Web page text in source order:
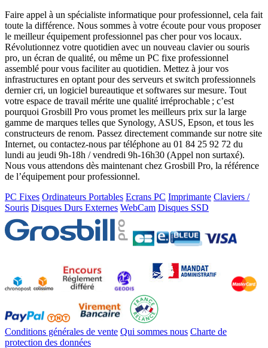
Faire appel à un spécialiste informatique pour professionnel, cela fait
toute la différence. Nous sommes à votre écoute pour vous proposer
le meilleur équipement professionnel pas cher pour vos locaux.
Révolutionnez votre quotidien avec un nouveau clavier ou souris
pro, un écran de qualité, ou même un PC fixe professionnel
assemblé pour vous faciliter au quotidien. Mettez à jour vos
infrastructures en optant pour des serveurs et switch professionnels
dernier cri, un logiciel bureautique et softwares sur mesure. Tout
votre espace de travail mérite une qualité irréprochable ; c’est
pourquoi Grosbill Pro vous promet les meilleurs prix sur la large
gamme de marques telles que Synology, ASUS, Epson, et tous les
constructeurs de renom. Passez directement commande sur notre site
Internet, ou contactez-nous par téléphone au 01 84 25 92 72 du
lundi au jeudi 9h-18h / vendredi 9h-16h30 (Appel non surtaxé).
Nous vous attendons dès maintenant chez Grosbill Pro, la référence
de l’équipement pour professionnel.
PC Fixes Ordinateurs Portables Ecrans PC Imprimante Claviers /
Souris Disques Durs Externes WebCam Disques SSD
Conditions générales de vente Qui sommes nous Charte de
protection des données